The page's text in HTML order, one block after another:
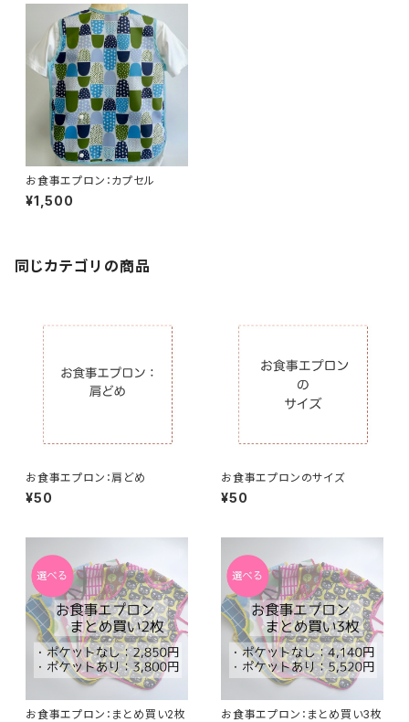
お食事エプロン：カプセル
¥1,500
同じカテゴリの商品
お食事エプロン：肩どめ
¥50
お食事エプロンのサイズ
¥50
お食事エプロン：まとめ買い2枚 お食事エプロン：まとめ買い3枚